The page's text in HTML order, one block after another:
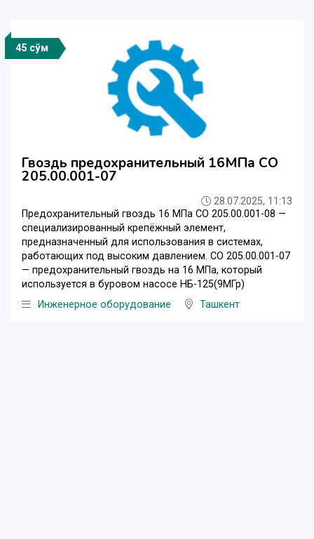
45 сўм
Гвоздь предохранительный 16МПа СО
205.00.001-07
28.07.2025, 11:13
Предохранительный гвоздь 16 МПа СО 205.00.001-08 —
специализированный крепёжный элемент,
предназначенный для использования в системах,
работающих под высоким давлением. СО 205.00.001-07
— предохранительный гвоздь на 16 МПа, который
используется в буровом насосе НБ-125(9МГр)
Инженерное оборудование
Ташкент